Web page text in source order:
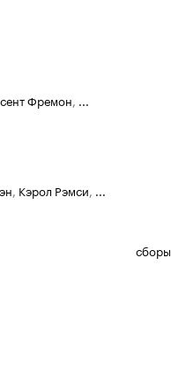
Фремон, ...
, Кэрол Рэмси, ...
сборы